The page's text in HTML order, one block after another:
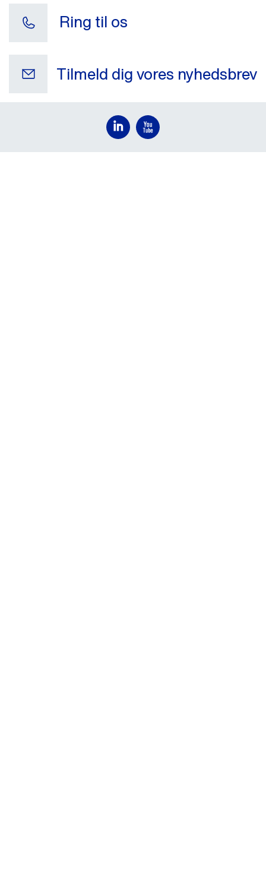
Ring til os
Tilmeld dig vores nyhedsbrev
Din e-mail